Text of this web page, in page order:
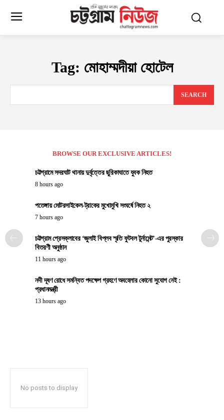
Tag: মোহাম্মদীয়া হোটেল
SEARCH
BROWSE OUR EXCLUSIVE ARTICLES!
চট্টগ্রামে সদরঘাট থানায় দুর্বৃত্তের ছুরিকাঘাতে যুবক নিহত
8 hours ago
পতেঙ্গায় মোটরসাইকেল-ট্রাকের মুখোমুখি সংঘর্ষে নিহত ২
7 hours ago
চট্টগ্রাম প্রেসক্লাবের ‘জুলাই বিপ্লব স্মৃতি ফুটবল টুর্নামেন্ট’-এর পুরস্কার
বিতরণী অনুষ্ঠান
11 hours ago
নদী দূষণ রোধে সমন্বিত পদক্ষেপ গ্রহণে অবহেলার কোনো সুযোগ নেই :
প্রধানমন্ত্রী
13 hours ago
No posts to display